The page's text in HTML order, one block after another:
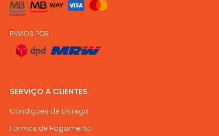
ENVIOS POR :
SERVIÇO A CLIENTES
Condições de Entrega
Formas de Pagamento